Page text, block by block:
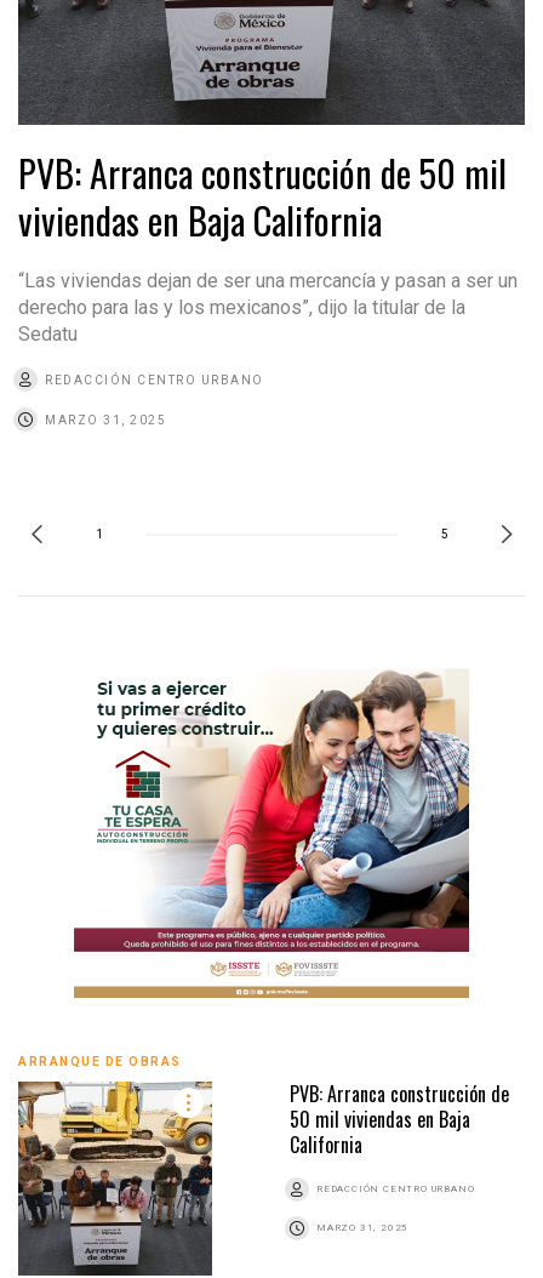
PVB: Arranca construcción de 50 mil
viviendas en Baja California
“Las viviendas dejan de ser una mercancía y pasan a ser un
derecho para las y los mexicanos”, dijo la titular de la
Sedatu
REDACCIÓN CENTRO URBANO
MARZO 31, 2025
1 5
ARRANQUE DE OBRAS
PVB: Arranca construcción de
50 mil viviendas en Baja
California
REDACCIÓN CENTRO URBANO
MARZO 31, 2025